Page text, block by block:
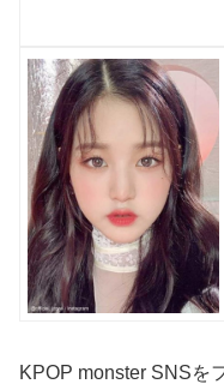
KPOP monster SNSを